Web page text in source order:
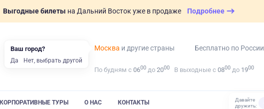
Выгодные билеты на Дальний Восток уже в продаже Подробнее
Москва и другие страны Бесплатно по России
По будням с 0600 до 2000 В выходные с 0800 до 1900
КОРПОРАТИВНЫЕ ТУРЫ О НАС КОНТАКТЫ
Давайте
дружить:
Ваш город?
Да Нет, выбрать другой